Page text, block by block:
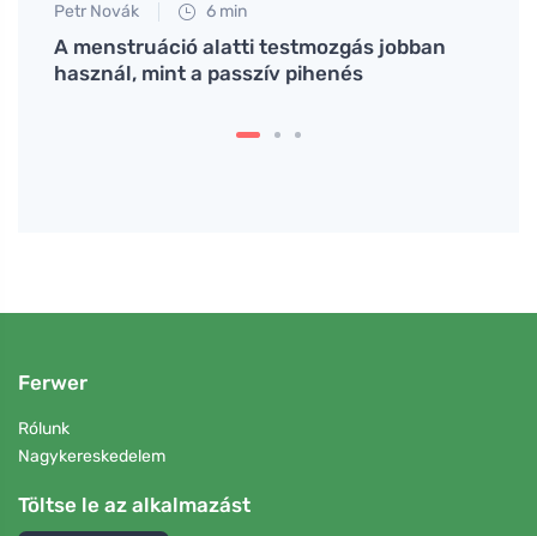
Petr Novák 6 min
A menstruáció alatti testmozgás jobban
használ, mint a passzív pihenés
Ferwer
Rólunk
Nagykereskedelem
Töltse le az alkalmazást